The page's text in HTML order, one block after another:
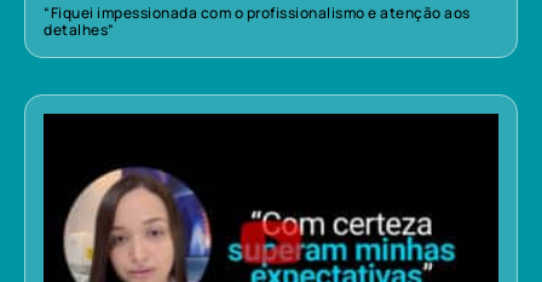
“Fiquei impessionada com o profissionalismo e atenção aos
detalhes”